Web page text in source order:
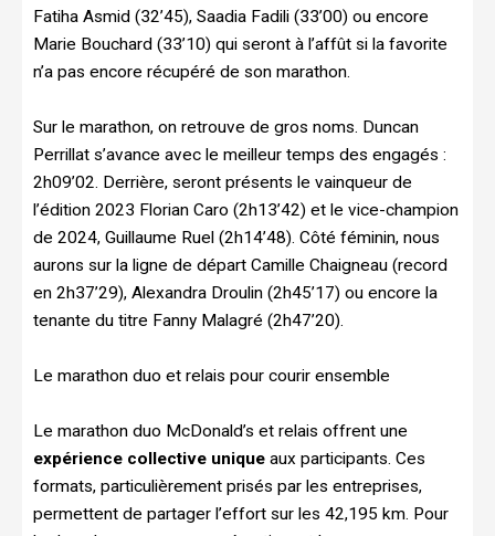
Fatiha Asmid (32’45), Saadia Fadili (33’00) ou encore
Marie Bouchard (33’10) qui seront à l’affût si la favorite
n’a pas encore récupéré de son marathon.
Sur le marathon, on retrouve de gros noms. Duncan
Perrillat s’avance avec le meilleur temps des engagés :
2h09’02. Derrière, seront présents le vainqueur de
l’édition 2023 Florian Caro (2h13’42) et le vice-champion
de 2024, Guillaume Ruel (2h14’48). Côté féminin, nous
aurons sur la ligne de départ Camille Chaigneau (record
en 2h37’29), Alexandra Droulin (2h45’17) ou encore la
tenante du titre Fanny Malagré (2h47’20).
Le marathon duo et relais pour courir ensemble
Le marathon duo McDonald’s et relais offrent une
expérience collective unique aux participants. Ces
formats, particulièrement prisés par les entreprises,
permettent de partager l’effort sur les 42,195 km. Pour